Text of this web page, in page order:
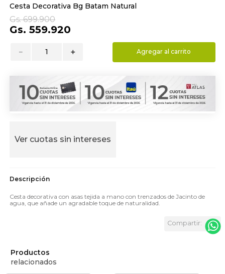
Cesta Decorativa Bg Batam Natural
Gs. 699.900
Gs. 559.920
＋
－ Agregar al carrito
Ver cuotas sin intereses
Cesta decorativa con asas tejida a mano con trenzados de Jacinto de
agua, que añade un agradable toque de naturalidad.
Productos
relacionados
9.
almohada
10. toalla